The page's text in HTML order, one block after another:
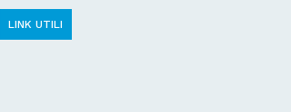
LINK UTILI